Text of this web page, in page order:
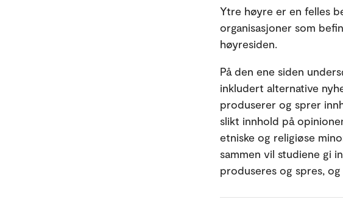
Ytre høyre er en felles
organisasjoner som
høyresiden. ​
På den ene siden
inkludert alternative
produserer og sprer
slikt innhold på
etniske og religiøse
sammen vil studiene gi
produseres og spres,